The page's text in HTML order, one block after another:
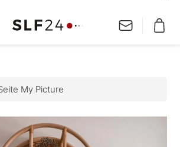
My Picture